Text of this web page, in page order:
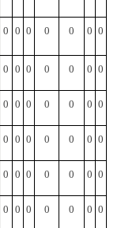
0 0 0 0 0 0 0
0 0 0 0 0 0 0
0 0 0 0 0 0 0
0 0 0 0 0 0 0
0 0 0 0 0 0 0
0 0 0 0 0 0 0